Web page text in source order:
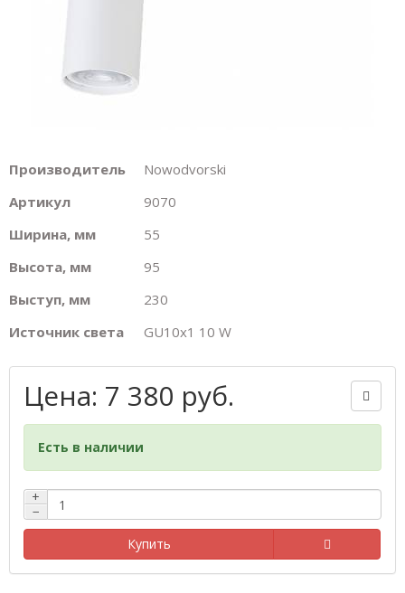
Производитель
Nowodvorski
Артикул
9070
Ширина, мм
55
Высота, мм
95
Выступ, мм
230
Источник света
GU10х1 10 W
Цена: 7 380 руб.
Есть в наличии
+
−
Купить